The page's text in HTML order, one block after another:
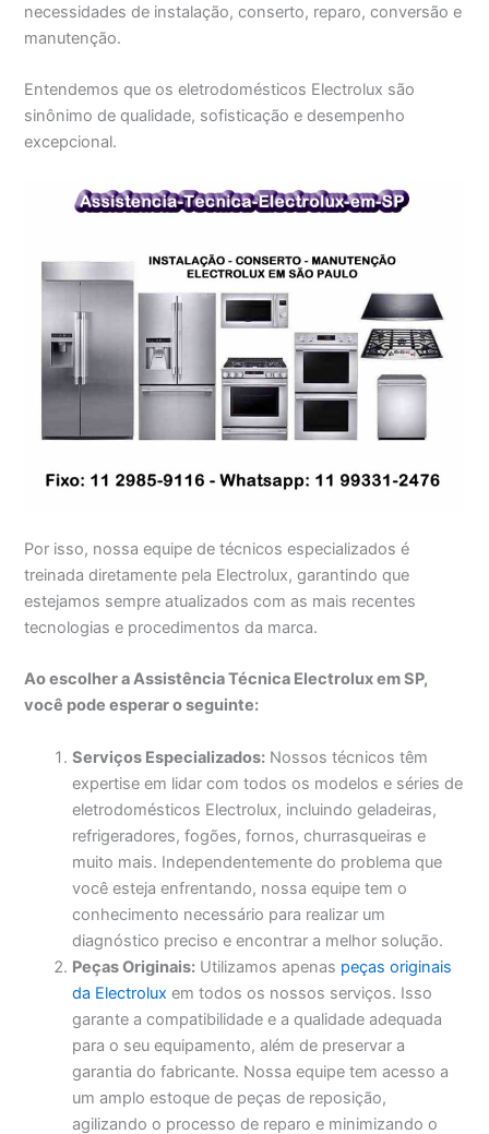
necessidades de instalação, conserto, reparo, conversão e
manutenção.
Entendemos que os eletrodomésticos Electrolux são
sinônimo de qualidade, sofisticação e desempenho
excepcional.
Por isso, nossa equipe de técnicos especializados é
treinada diretamente pela Electrolux, garantindo que
estejamos sempre atualizados com as mais recentes
tecnologias e procedimentos da marca.
Ao escolher a Assistência Técnica Electrolux em SP,
você pode esperar o seguinte:
Serviços Especializados: Nossos técnicos têm
expertise em lidar com todos os modelos e séries de
eletrodomésticos Electrolux, incluindo geladeiras,
refrigeradores, fogões, fornos, churrasqueiras e
muito mais. Independentemente do problema que
você esteja enfrentando, nossa equipe tem o
conhecimento necessário para realizar um
diagnóstico preciso e encontrar a melhor solução.
Peças Originais: Utilizamos apenas peças originais
da Electrolux em todos os nossos serviços. Isso
garante a compatibilidade e a qualidade adequada
para o seu equipamento, além de preservar a
garantia do fabricante. Nossa equipe tem acesso a
um amplo estoque de peças de reposição,
agilizando o processo de reparo e minimizando o